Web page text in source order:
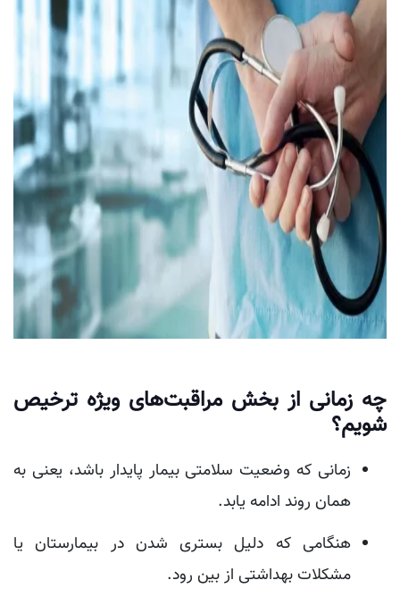
چه زمانی از بخش مراقبت‌های ویژه ترخیص
شویم؟
زمانی که وضعیت سلامتی بیمار پایدار باشد، یعنی به
همان روند ادامه یابد.
هنگامی که دلیل بستری شدن در بیمارستان یا
مشکلات بهداشتی از بین رود.